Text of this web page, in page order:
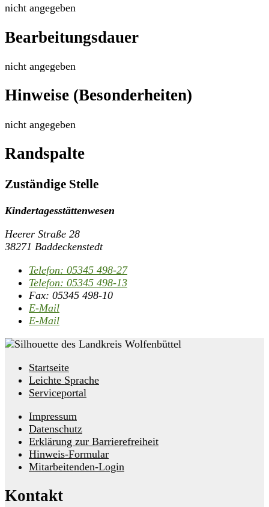
nicht angegeben
Bearbeitungsdauer
nicht angegeben
Hinweise (Besonderheiten)
nicht angegeben
Randspalte
Zuständige Stelle
Kindertagesstättenwesen
Heerer Straße 28
38271 Baddeckenstedt
Telefon: 05345 498-27
Telefon: 05345 498-13
Fax: 05345 498-10
E-Mail
E-Mail
Startseite
Leichte Sprache
Serviceportal
Impressum
Datenschutz
Erklärung zur Barrierefreiheit
Hinweis-Formular
Mitarbeitenden-Login
Kontakt